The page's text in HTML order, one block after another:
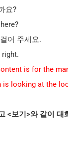
요?
어 주세요.
right.
is for the
is looking at the
<보기 >와 같이 대